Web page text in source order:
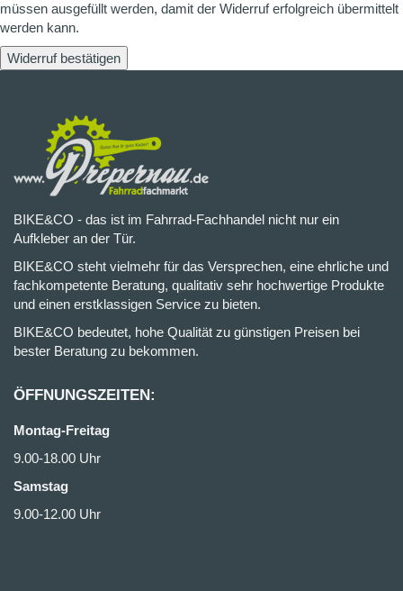
müssen ausgefüllt werden, damit der Widerruf erfolgreich übermittelt
werden kann.
Widerruf bestätigen
BIKE&CO - das ist im Fahrrad-Fachhandel nicht nur ein
Aufkleber an der Tür.
BIKE&CO steht vielmehr für das Versprechen, eine ehrliche und
fachkompetente Beratung, qualitativ sehr hochwertige Produkte
und einen erstklassigen Service zu bieten.
BIKE&CO bedeutet, hohe Qualität zu günstigen Preisen bei
bester Beratung zu bekommen.
ÖFFNUNGSZEITEN:
Montag-Freitag
9.00-18.00 Uhr
Samstag
9.00-12.00 Uhr